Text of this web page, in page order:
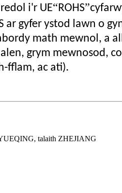
i'r UE“ROHS”
ar gyfer ystod lawn o
math mewnol, a
grym mewnosod,
fflam, ac ati).
talaith ZHEJIANG